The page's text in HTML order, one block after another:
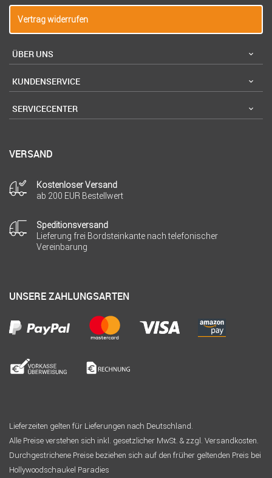
Vertrag widerrufen
ÜBER UNS
KUNDENSERVICE
SERVICECENTER
VERSAND
Kostenloser Versand
ab 200 EUR Bestellwert
Speditionsversand
Lieferung frei Bordsteinkante nach telefonischer
Vereinbarung
UNSERE ZAHLUNGSARTEN
Lieferzeiten gelten für Lieferungen nach Deutschland.
Alle Preise verstehen sich inkl. gesetzlicher MwSt. & zzgl. Versandkosten.
Durchgestrichene Preise beziehen sich auf den früher geltenden Preis bei
Hollywoodschaukel Paradies